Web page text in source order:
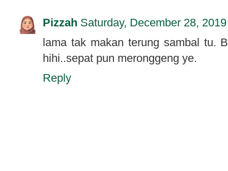
Pizzah Saturday, December 28, 2019
lama tak makan terung sambal tu.
hihi..sepat pun meronggeng ye.
Reply